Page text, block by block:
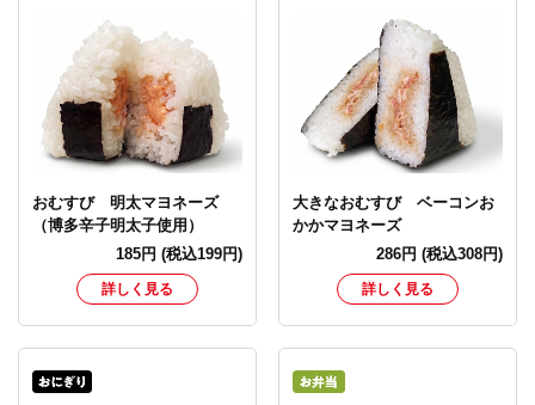
おむすび 明太マヨネーズ
（博多辛子明太子使用）
185円(税込199円)
詳しく見る
大きなおむすび ベーコンお
かかマヨネーズ
286円(税込308円)
詳しく見る